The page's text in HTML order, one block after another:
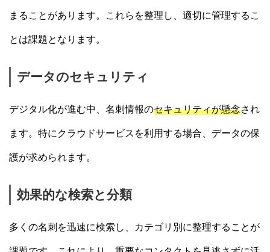
まることがあります。これらを整理し、適切に管理するこ
とは課題となります。
データのセキュリティ
デジタル化が進む中、名刺情報のセキュリティが懸念され
ます。特にクラウドサービスを利用する場合、データの保
護が求められます。
効果的な検索と分類
多くの名刺を迅速に検索し、カテゴリ別に整理することが